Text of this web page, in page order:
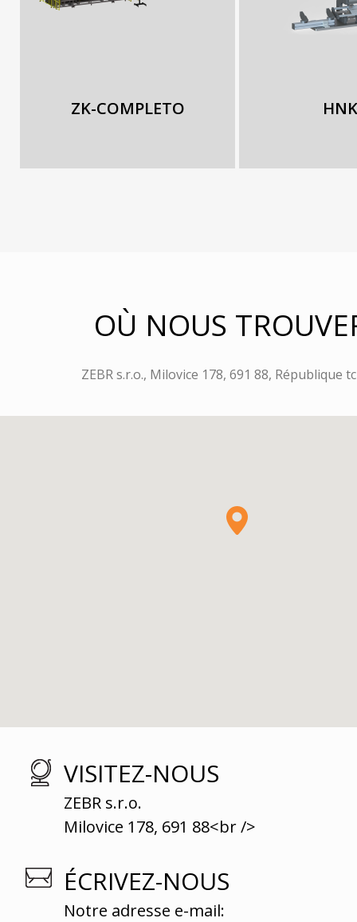
ZK-COMPLETO
OÙ NOUS
ZEBR s.r.o., Milovice 178, 691 88, République
VISITEZ-NOUS
ZEBR s.r.o.
Milovice 178, 691 88<br />
ÉCRIVEZ-NOUS
Notre adresse e-mail: